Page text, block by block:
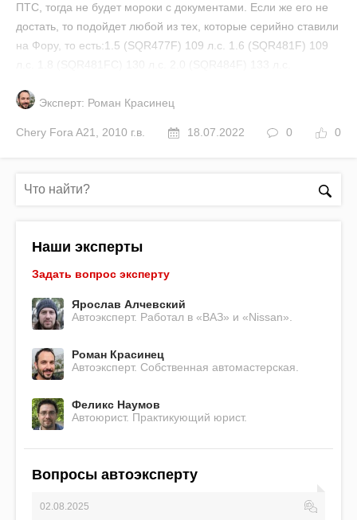
ПТС, тогда не будет мороки с документами. Если же его не
достать, то подойдет любой из тех, которые серийно ставили
на Фору, то есть:1.5 (SQR477F) 109 л.с. 1.6 (SQR481F) 109
Эксперт: Роман Красинец
Chery Fora A21 2010 г.в. 18.07.2022 0 0
Наши эксперты
Задать вопрос эксперту
Ярослав Алчевский
Автоэксперт. Работал в «ВАЗ» и «Nissan».
Роман Красинец
Автоэксперт. Собственная автомастерская.
Феликс Наумов
Автоюрист. Практикующий юрист.
Вопросы автоэксперту
02.08.2025